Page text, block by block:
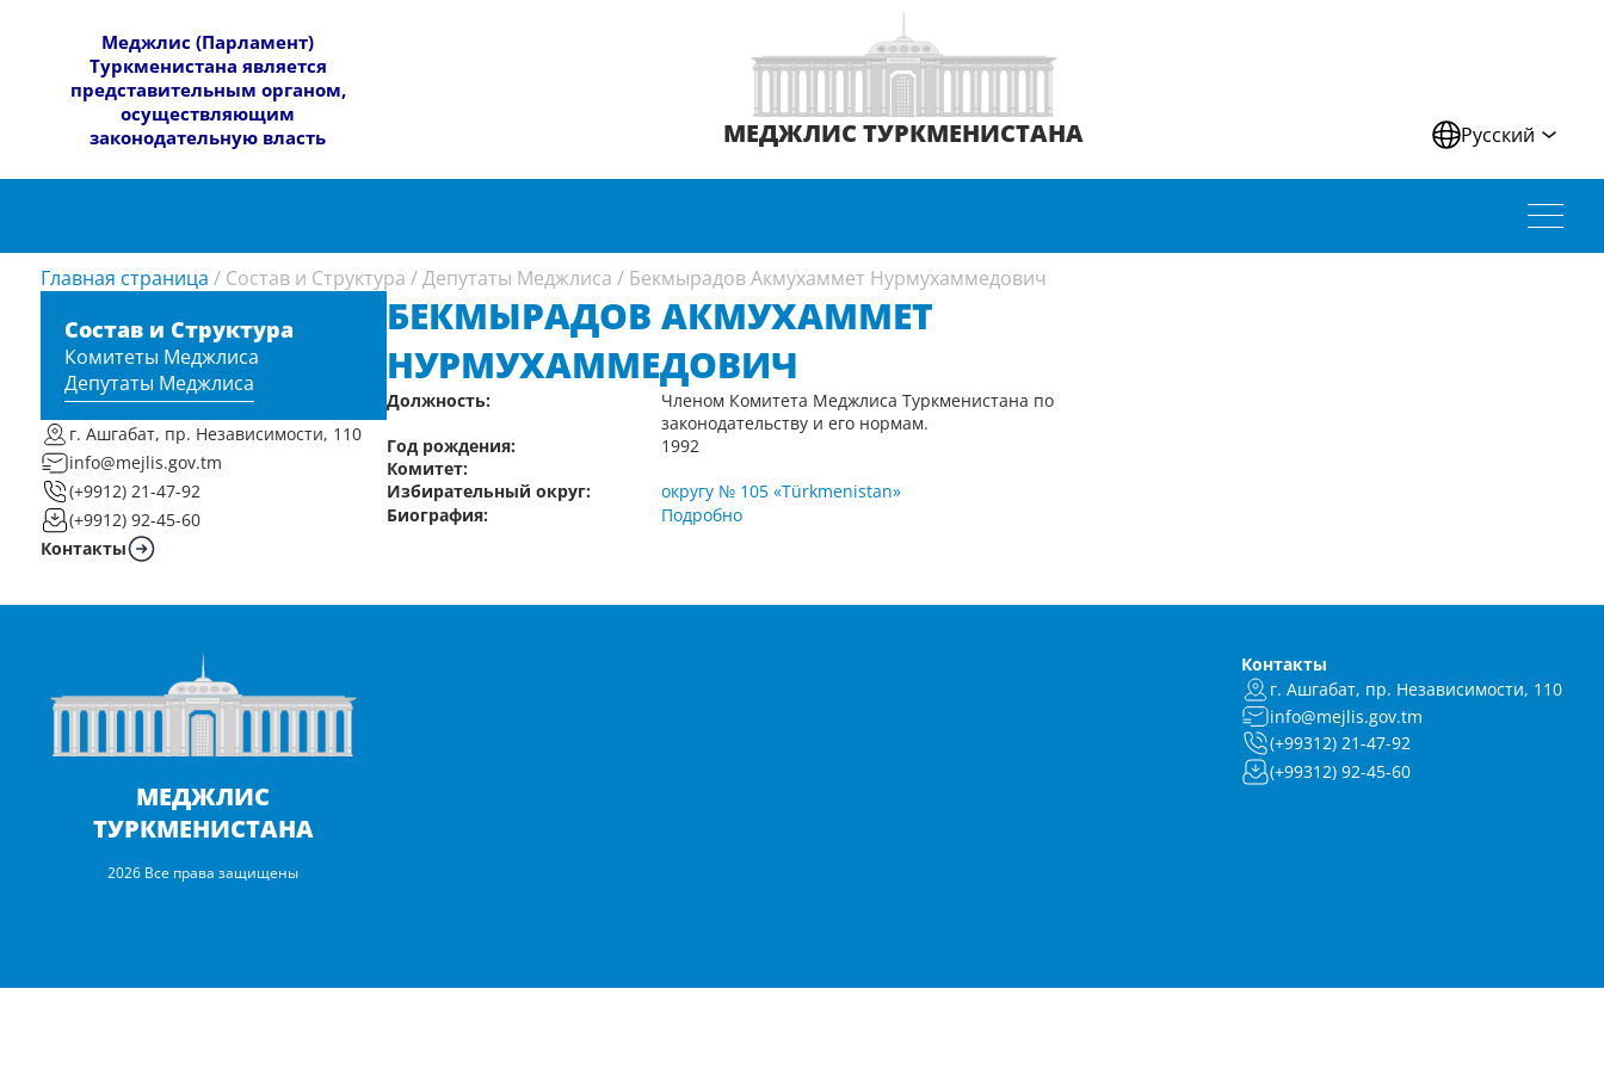
​Меджлис (Парламент)
Туркменистана является
представительным органом,
осуществляющим
законодательную власть
МЕДЖЛИС ТУРКМЕНИСТАНА Русский
Главная страница / Состав и Структура /Депутаты Меджлиса / Бекмырадов Акмухаммет Нурмухаммедович
Состав и Структура
Комитеты Меджлиса
Депутаты Меджлиса
г. Ашгабат, пр. Независимости, 110
info@mejlis.gov.tm
(+9912) 21-47-92
(+9912) 92-45-60
Контакты
БЕКМЫРАДОВ АКМУХАММЕТ
НУРМУХАММЕДОВИЧ
Должность:
Членом Комитета Меджлиса Туркменистана по
законодательству и его нормам.
Год рождения:
1992
Комитет:
Избирательный округ:
округу № 105 «Türkmenistan»
Биография:
Подробно
МЕДЖЛИС
ТУРКМЕНИСТАНА
2026 Все права защищены
Контакты
г. Ашгабат, пр. Независимости, 110
info@mejlis.gov.tm
(+99312) 21-47-92
(+99312) 92-45-60